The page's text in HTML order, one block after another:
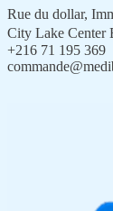
Rue du dollar,
City Lake
+216 71 195 369